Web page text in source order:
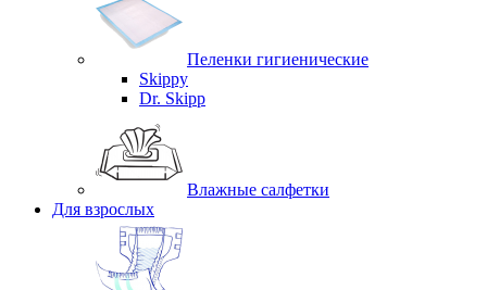
Пеленки гигиенические
Skippy
Dr. Skipp
Влажные салфетки
Для взрослых